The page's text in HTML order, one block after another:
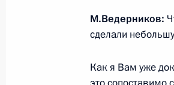
Руденей
30 августа 2021
М.Ведерников:
сделали
Как я Вам уже